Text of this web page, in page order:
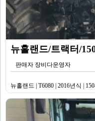
뉴홀랜드/트랙터/
판매자 장비다운영자
뉴홀랜드 | T6080 | 2016년식 |